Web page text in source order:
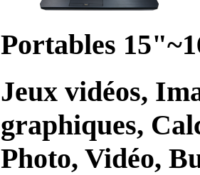
Portables
Jeux vidéos,
graphiques,
Photo, Vidéo,